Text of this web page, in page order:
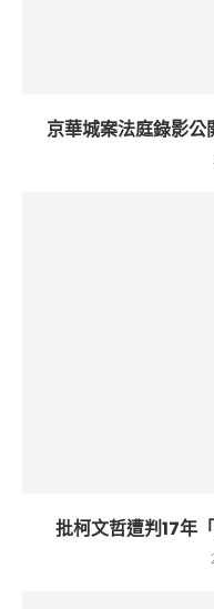
京華城案法庭錄影
批柯文哲遭判17年